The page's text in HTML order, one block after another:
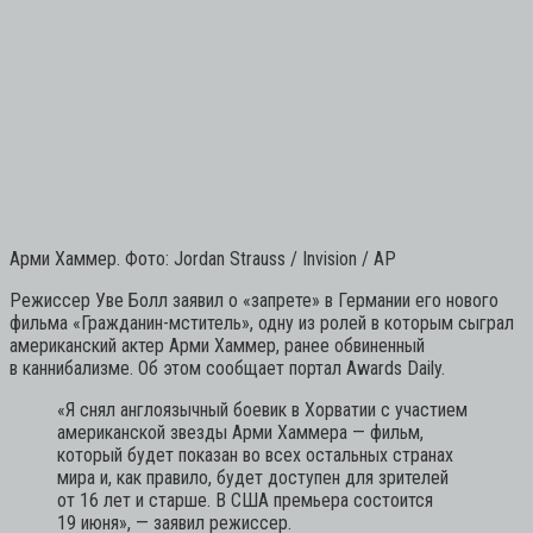
Арми Хаммер. Фото: Jordan Strauss / Invision / AP
Режиссер Уве Болл заявил о «запрете» в Германии его нового
фильма «Гражданин-мститель», одну из ролей в которым сыграл
американский актер Арми Хаммер, ранее обвиненный
в каннибализме. Об этом сообщает портал Awards Daily.
«Я снял англоязычный боевик в Хорватии с участием
американской звезды Арми Хаммера — фильм,
который будет показан во всех остальных странах
мира и, как правило, будет доступен для зрителей
от 16 лет и старше. В США премьера состоится
19 июня», — заявил режиссер.